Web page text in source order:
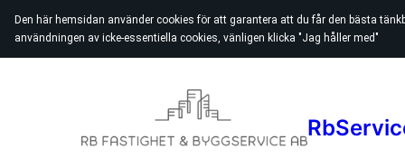
Den här hemsidan använder cookies för att garantera att du får den bästa
användningen av icke-essentiella cookies, vänligen klicka "Jag håller med"